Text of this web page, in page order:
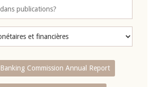
Banking Commission Annual Report